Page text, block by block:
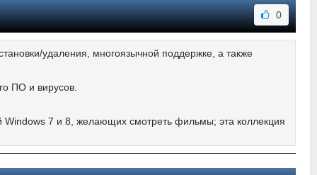
0
удаления, многоязычной поддержке, а также
ПО и вирусов.
7 и 8, желающих смотреть фильмы; эта коллекция